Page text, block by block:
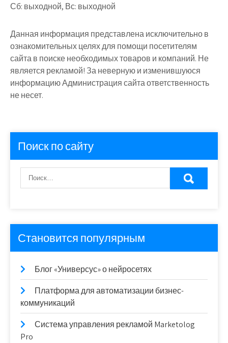
Сб: выходной, Вс: выходной
Данная информация представлена исключительно в
ознакомительных целях для помощи посетителям
сайта в поиске необходимых товаров и компаний. Не
является рекламой! За неверную и изменившуюся
информацию Администрация сайта ответственность
не несет.
Поиск по сайту
Становится популярным
Блог «Универсус» о нейросетях
Платформа для автоматизации бизнес-
коммуникаций
Система управления рекламой Marketolog
Pro